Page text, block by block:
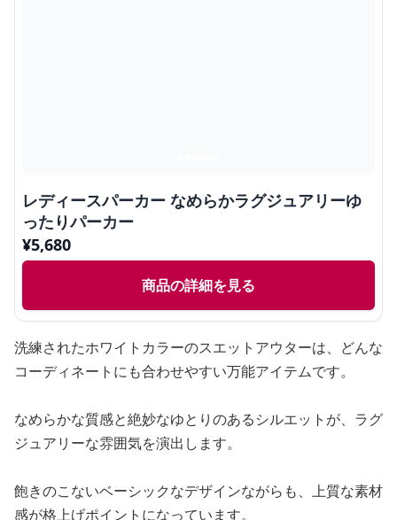
レディースパーカー なめらかラグジュアリーゆ
ったりパーカー
¥5,680
商品の詳細を見る
洗練されたホワイトカラーのスエットアウターは、どんな
コーディネートにも合わせやすい万能アイテムです。
なめらかな質感と絶妙なゆとりのあるシルエットが、ラグ
ジュアリーな雰囲気を演出します。
飽きのこないベーシックなデザインながらも、上質な素材
感が格上げポイントになっています。